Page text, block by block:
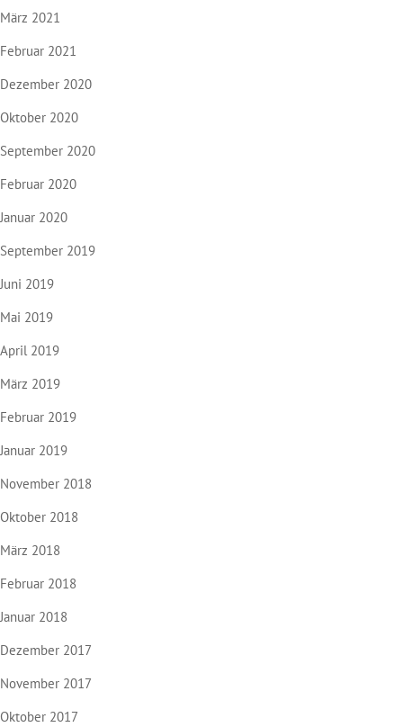
März 2021
Februar 2021
Dezember 2020
Oktober 2020
September 2020
Februar 2020
Januar 2020
September 2019
Juni 2019
Mai 2019
April 2019
März 2019
Februar 2019
Januar 2019
November 2018
Oktober 2018
März 2018
Februar 2018
Januar 2018
Dezember 2017
November 2017
Oktober 2017